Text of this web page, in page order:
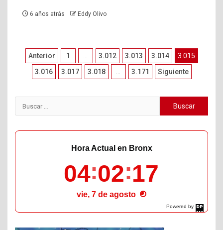
6 años atrás Eddy Olivo
Paginación
Anterior 1 3.012 3.013 3.014
3.015
3.016
3.017 3.018 3.171 Siguiente
Buscar:
Powered by
DaysPedia.com
Hora Actual en Bronx
04 02 19
vie, 7 de agosto